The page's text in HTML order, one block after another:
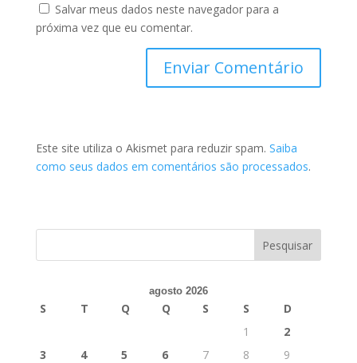
Salvar meus dados neste navegador para a
próxima vez que eu comentar.
Este site utiliza o Akismet para reduzir spam. Saiba
como seus dados em comentários são processados.
agosto 2026
S T Q Q S S
D
1
2
3
4 5 6 7 8
9